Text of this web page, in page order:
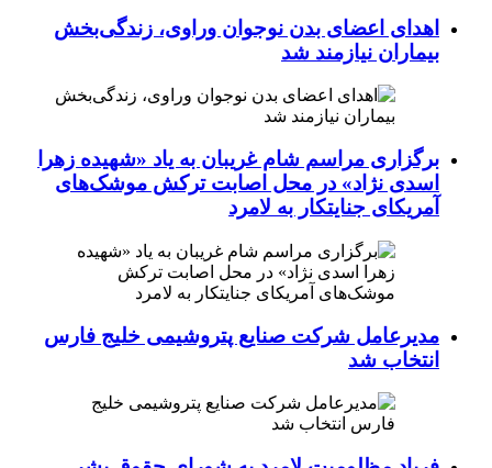
اهدای اعضای بدن نوجوان وراوی، زندگی‌بخش
بیماران نیازمند شد
برگزاری مراسم شام غریبان به یاد «شهیده زهرا
اسدی نژاد» در محل اصابت ترکش موشک‌های
آمریکای جنایتکار به لامرد
مدیرعامل شرکت صنایع پتروشیمی خلیج فارس
انتخاب شد